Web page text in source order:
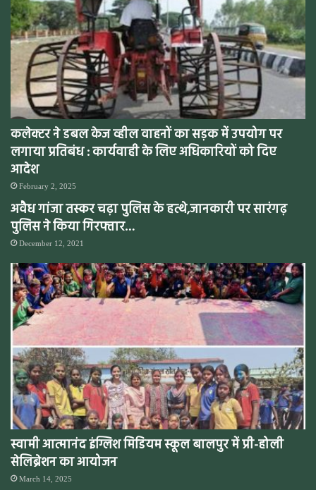
कलेक्टर ने डबल केज व्हील वाहनों का सड़क में उपयोग पर
लगाया प्रतिबंध : कार्यवाही के लिए अधिकारियों को दिए
आदेश
February 2, 2025
अवैध गांजा तस्कर चढ़ा पुलिस के हत्थे,जानकारी पर सारंगढ़
पुलिस ने किया गिरफ्तार…
December 12, 2021
स्वामी आत्मानंद इंग्लिश मिडियम स्कूल बालपुर में प्री-होली
सेलिब्रेशन का आयोजन
March 14, 2025